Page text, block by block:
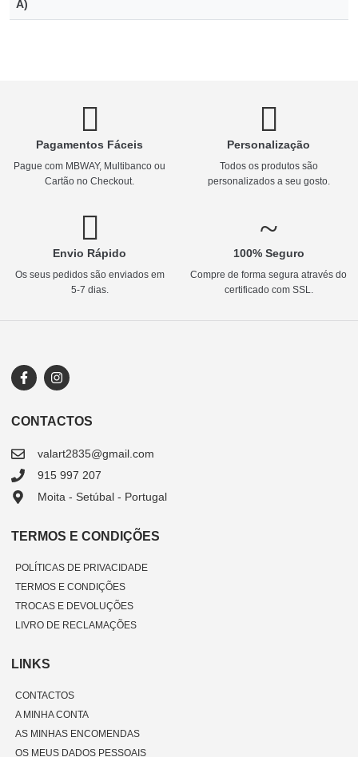
A)
Pagamentos Fáceis
Pague com MBWAY, Multibanco ou
Cartão no Checkout.
Personalização
Todos os produtos são
personalizados a seu gosto.
Envio Rápido
Os seus pedidos são enviados em
5-7 dias.
100% Seguro
Compre de forma segura através do
certificado com SSL.
CONTACTOS
valart2835@gmail.com
915 997 207
Moita - Setúbal - Portugal
TERMOS E CONDIÇÕES
POLÍTICAS DE PRIVACIDADE
TERMOS E CONDIÇÕES
TROCAS E DEVOLUÇÕES
LIVRO DE RECLAMAÇÕES
LINKS
CONTACTOS
A MINHA CONTA
AS MINHAS ENCOMENDAS
OS MEUS DADOS PESSOAIS